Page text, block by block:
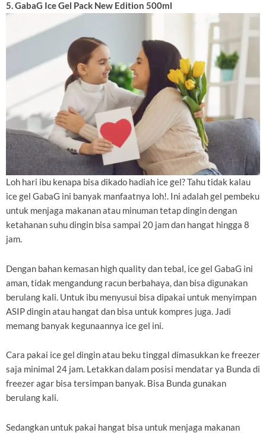
5. GabaG Ice Gel Pack New Edition 500ml
Loh hari ibu kenapa bisa dikado hadiah ice gel? Tahu tidak kalau
ice gel GabaG ini banyak manfaatnya loh!. Ini adalah gel pembeku
untuk menjaga makanan atau minuman tetap dingin dengan
ketahanan suhu dingin bisa sampai 20 jam dan hangat hingga 8
jam.
Dengan bahan kemasan high quality dan tebal, ice gel GabaG ini
aman, tidak mengandung racun berbahaya, dan bisa digunakan
berulang kali. Untuk ibu menyusui bisa dipakai untuk menyimpan
ASIP dingin atau hangat dan bisa untuk kompres juga. Jadi
memang banyak kegunaannya ice gel ini.
Cara pakai ice gel dingin atau beku tinggal dimasukkan ke freezer
saja minimal 24 jam. Letakkan dalam posisi mendatar ya Bunda di
freezer agar bisa tersimpan banyak. Bisa Bunda gunakan
berulang kali.
Sedangkan untuk pakai hangat bisa untuk menjaga makanan